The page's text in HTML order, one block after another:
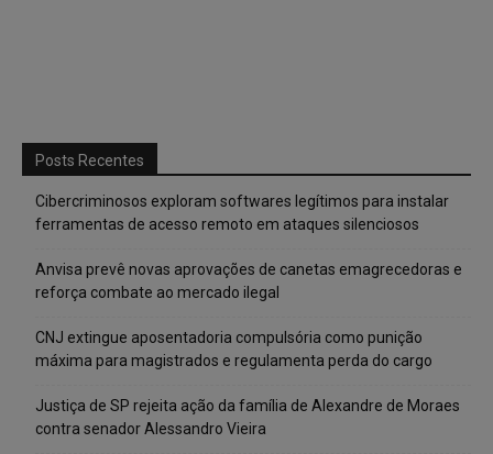
Posts Recentes
Cibercriminosos exploram softwares legítimos para instalar
ferramentas de acesso remoto em ataques silenciosos
Anvisa prevê novas aprovações de canetas emagrecedoras e
reforça combate ao mercado ilegal
CNJ extingue aposentadoria compulsória como punição
máxima para magistrados e regulamenta perda do cargo
Justiça de SP rejeita ação da família de Alexandre de Moraes
contra senador Alessandro Vieira